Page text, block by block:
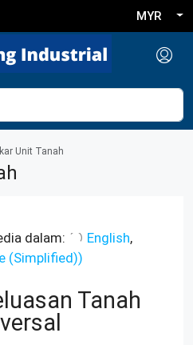
MYR
Unit Tanah
dalam:
English
(Simplified))
Tanah